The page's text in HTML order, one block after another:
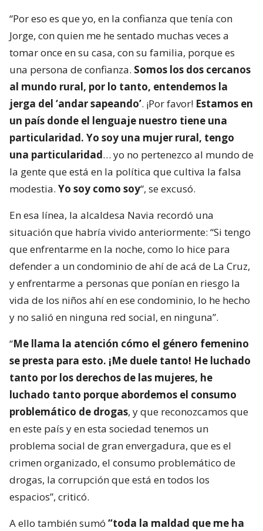
“Por eso es que yo, en la confianza que tenía con
Jorge, con quien me he sentado muchas veces a
tomar once en su casa, con su familia, porque es
una persona de confianza. Somos los dos cercanos
al mundo rural, por lo tanto, entendemos la
jerga del ‘andar sapeando’. ¡Por favor! Estamos en
un país donde el lenguaje nuestro tiene una
particularidad. Yo soy una mujer rural, tengo
una particularidad… yo no pertenezco al mundo de
la gente que está en la política que cultiva la falsa
modestia. Yo soy como soy“, se excusó.
En esa línea, la alcaldesa Navia recordó una
situación que habría vivido anteriormente: “Si tengo
que enfrentarme en la noche, como lo hice para
defender a un condominio de ahí de acá de La Cruz,
y enfrentarme a personas que ponían en riesgo la
vida de los niños ahí en ese condominio, lo he hecho
y no salió en ninguna red social, en ninguna”.
“Me llama la atención cómo el género femenino
se presta para esto. ¡Me duele tanto! He luchado
tanto por los derechos de las mujeres, he
luchado tanto porque abordemos el consumo
problemático de drogas, y que reconozcamos que
en este país y en esta sociedad tenemos un
problema social de gran envergadura, que es el
crimen organizado, el consumo problemático de
drogas, la corrupción que está en todos los
espacios”, criticó.
A ello también sumó “toda la maldad que me ha